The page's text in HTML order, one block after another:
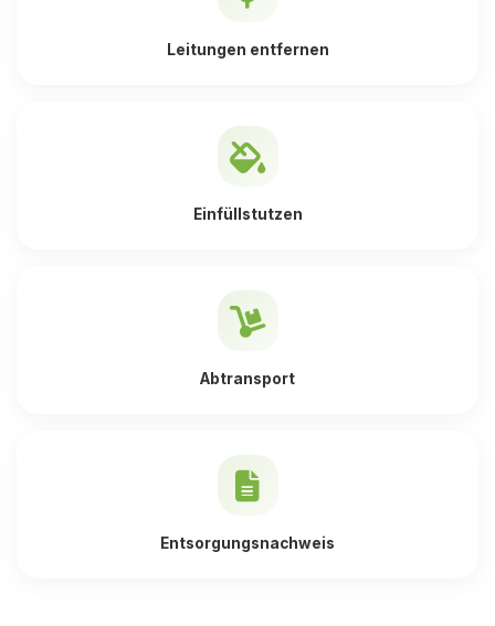
Leitungen entfernen
Einfüllstutzen
Abtransport
Entsorgungsnachweis